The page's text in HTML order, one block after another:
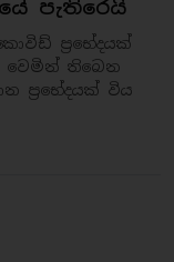
පැතිරෙයි
ප්‍රභේදයක්
වෙමින් තිබෙන
ප්‍රභේදයක් විය